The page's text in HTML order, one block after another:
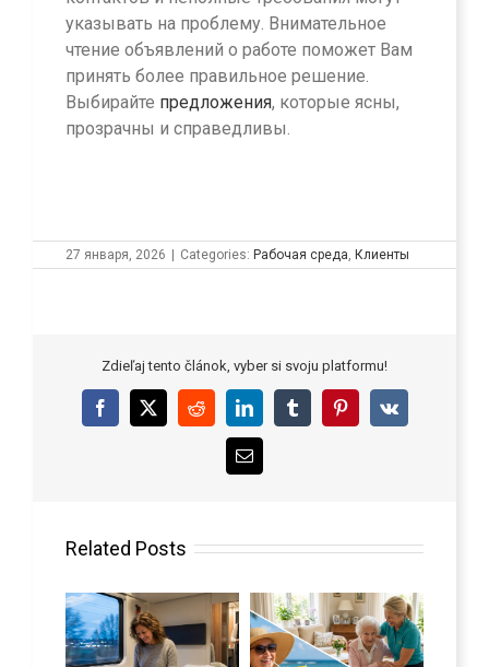
указывать на проблему. Внимательное
чтение объявлений о работе поможет Вам
принять более правильное решение.
Выбирайте предложения, которые ясны,
прозрачны и справедливы.
27 января, 2026 Categories: Рабочая среда, Клиенты
Zdieľaj tento článok, vyber si svoju platformu!
Facebook
X RedditLinkedInTumblrPinterest
Vk
Email
Related Posts